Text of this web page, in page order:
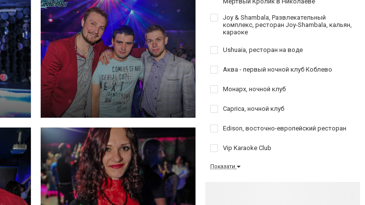
Joy & Shambala, Развлекательный
комплекс, ресторан Joy-Shambala, кальян,
караоке
Ushuaia, ресторан на воде
Аква - первый ночной клуб Коблево
Монарх, ночной клуб
Caprica, ночной клуб
Edison, восточно-европейский ресторан
Vip Karaoke Club
Показати